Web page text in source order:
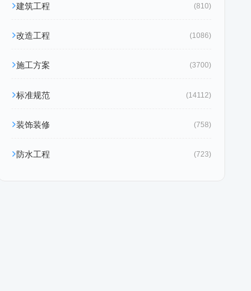
建筑工程 (810)
改造工程 (1086)
施工方案 (3700)
标准规范 (14112)
装饰装修 (758)
防水工程 (723)